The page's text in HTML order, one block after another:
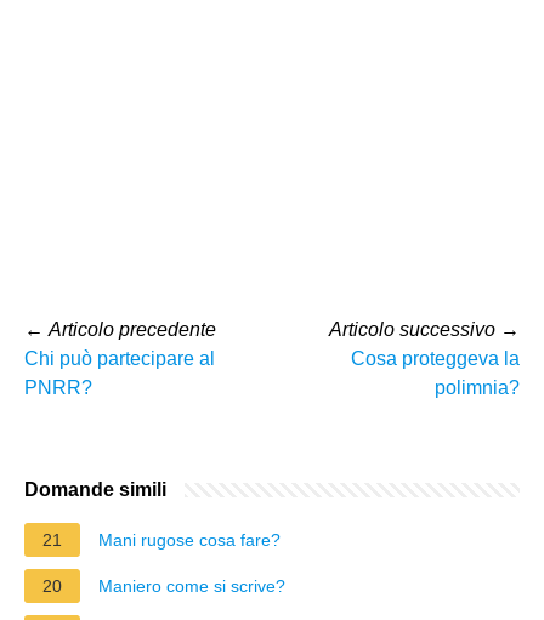
← Articolo precedente
Chi può partecipare al
PNRR?
Articolo successivo →
Cosa proteggeva la
polimnia?
Domande simili
21 Mani rugose cosa fare?
20 Maniero come si scrive?